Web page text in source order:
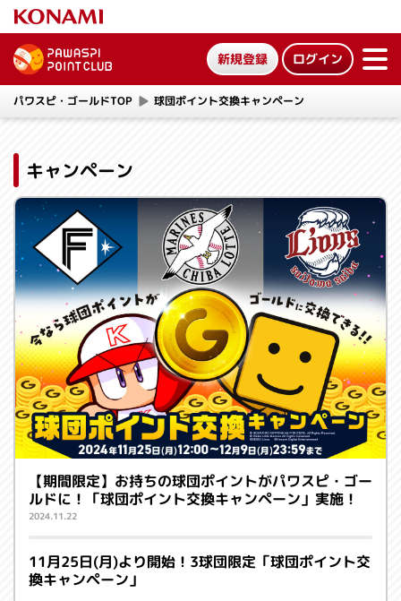
新規登録 ログイン
ME
NU
パワスピ・ゴールドTOP 球団ポイント交換キャンペーン
キャンペーン
【期間限定】お持ちの球団ポイントがパワスピ・ゴー
ルドに！「球団ポイント交換キャンペーン」実施！
2024.11.22
11月25日(月)より開始！3球団限定「球団ポイント交
換キャンペーン」